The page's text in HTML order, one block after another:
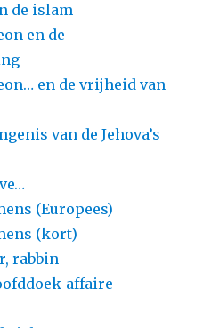
de islam
en de
en de vrijheid van
van de Jehova’s
(Europees)
(kort)
rabbin
affaire